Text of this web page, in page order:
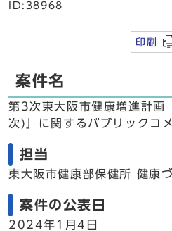
ID:38968
印刷
案件名
第3次東大阪市健康増進計
次)」に関するパブリックコ
担当
東大阪市健康部保健所 健康
案件の公表日
2024年1月4日